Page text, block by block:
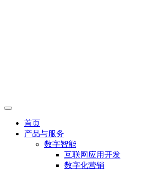
首页
产品与服务
数字智能
互联网应用开发
数字化营销